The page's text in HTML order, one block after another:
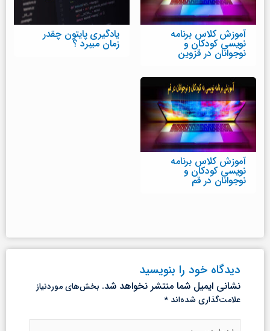
آموزش کلاس برنامه
نویسی کودکان و
نوجوانان در قزوین
یادگیری پایتون چقدر
زمان میبرد ؟
آموزش کلاس برنامه
نویسی کودکان و
نوجوانان در قم
دیدگاه‌ خود را بنویسید
نشانی ایمیل شما منتشر نخواهد شد. بخش‌های موردنیاز
علامت‌گذاری شده‌اند *